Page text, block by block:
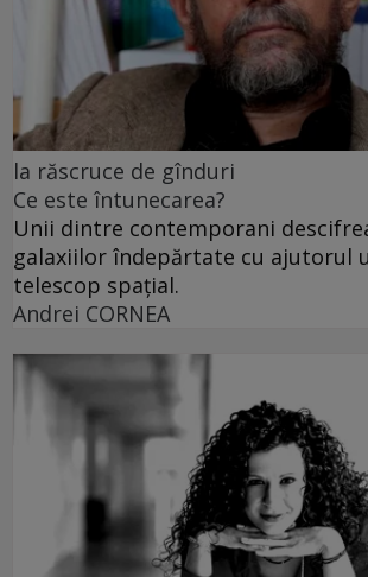
la răscruce de gînduri
Ce este întunecarea?
Unii dintre contemporani
galaxiilor îndepărtate cu ajutorul
telescop spațial.
Andrei CORNEA